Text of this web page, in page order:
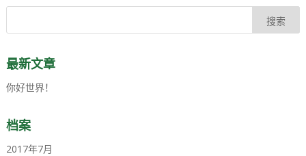
最新文章
你好世界！
档案
2017年7月